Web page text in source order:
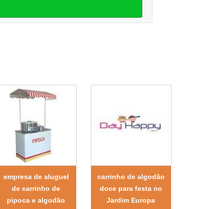
empresa de aluguel
de carrinho de
pipoca e algodão
carrinho de algodão
doce para festa no
Jardim Europa